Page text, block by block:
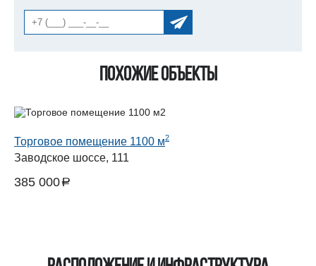
Похожие объекты
Торговое помещение 1100 м2
Заводское шоссе, 111
385 000a